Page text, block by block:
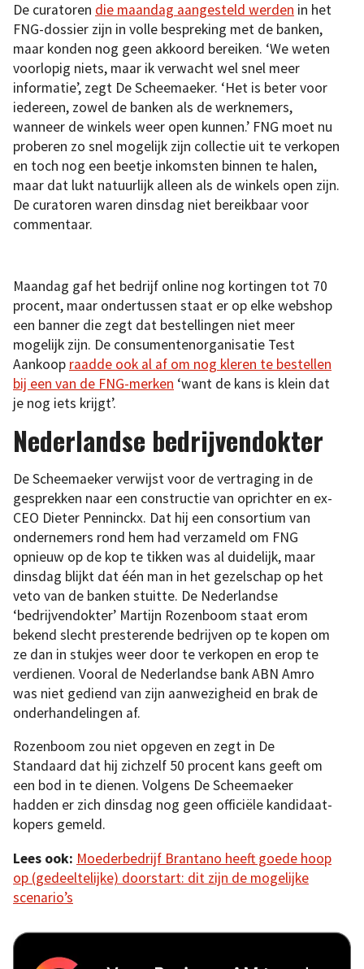
De curatoren die maandag aangesteld werden in het
FNG-dossier zijn in volle bespreking met de banken,
maar konden nog geen akkoord bereiken. ‘We weten
voorlopig niets, maar ik verwacht wel snel meer
informatie’, zegt De Scheemaeker. ‘Het is beter voor
iedereen, zowel de banken als de werknemers,
wanneer de winkels weer open kunnen.’ FNG moet nu
proberen zo snel mogelijk zijn collectie uit te verkopen
en toch nog een beetje inkomsten binnen te halen,
maar dat lukt natuurlijk alleen als de winkels open zijn.
De curatoren waren dinsdag niet bereikbaar voor
commentaar.
Maandag gaf het bedrijf online nog kortingen tot 70
procent, maar ondertussen staat er op elke webshop
een banner die zegt dat bestellingen niet meer
mogelijk zijn. De consumentenorganisatie Test
Aankoop raadde ook al af om nog kleren te bestellen
bij een van de FNG-merken ‘want de kans is klein dat
je nog iets krijgt’.
Nederlandse bedrijvendokter
De Scheemaeker verwijst voor de vertraging in de
gesprekken naar een constructie van oprichter en ex-
CEO Dieter Penninckx. Dat hij een consortium van
ondernemers rond hem had verzameld om FNG
opnieuw op de kop te tikken was al duidelijk, maar
dinsdag blijkt dat één man in het gezelschap op het
veto van de banken stuitte. De Nederlandse
‘bedrijvendokter’ Martijn Rozenboom staat erom
bekend slecht presterende bedrijven op te kopen om
ze dan in stukjes weer door te verkopen en erop te
verdienen. Vooral de Nederlandse bank ABN Amro
was niet gediend van zijn aanwezigheid en brak de
onderhandelingen af.
Rozenboom zou niet opgeven en zegt in De
Standaard dat hij zichzelf 50 procent kans geeft om
een bod in te dienen. Volgens De Scheemaeker
hadden er zich dinsdag nog geen officiële kandidaat-
kopers gemeld.
Lees ook: Moederbedrijf Brantano heeft goede hoop
op (gedeeltelijke) doorstart: dit zijn de mogelijke
scenario’s